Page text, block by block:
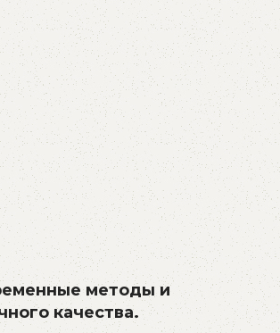
методы и
качества.